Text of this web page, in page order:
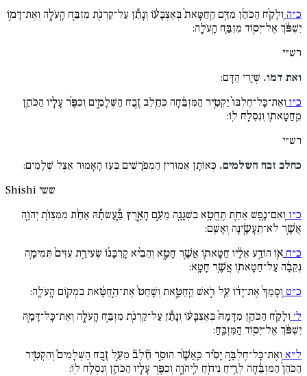
כ״ה וְלָקַ֨ח הַכֹּהֵ֜ן מִדַּ֤ם הַֽחַטָּאת֙ בְּאֶצְבָּע֔וֹ וְנָתַ֕ן עַל־קַרְנֹ֖ת מִזְבַּ֣ח הָֽעֹלָ֑ה וְאֶת־דָּמ֣וֹ
יִשְׁפֹּ֔ךְ אֶל־יְס֖וֹד מִזְבַּ֥ח הָֽעֹלָֽה:
רש״י
ואת דמו. שְׁיָרֵי הַדָּם:
כ״ו וְאֶת־כָּל־חֶלְבּוֹ֙ יַקְטִ֣יר הַמִּזְבֵּ֔חָה כְּחֵ֖לֶב זֶ֣בַח הַשְּׁלָמִ֑ים וְכִפֶּ֨ר עָלָ֧יו הַכֹּהֵ֛ן
מֵֽחַטָּאת֖וֹ וְנִסְלַ֥ח לֽוֹ:
רש״י
כחלב זבח השלמים. כְּאוֹתָן אֵמוּרִין הַמְפֹרָשִׁים בְּעֵז הָאָמוּר אֵצֶל שְׁלָמִים:
Shishi ששי
כ״ז וְאִם־נֶ֧פֶשׁ אַחַ֛ת תֶּֽחֱטָ֥א בִשְׁגָגָ֖ה מֵעַ֣ם הָאָ֑רֶץ בַּֽ֠עֲשׂתָ֠הּ אַחַ֨ת מִמִּצְוֹ֧ת יְהֹוָ֛ה
אֲשֶׁ֥ר לֹא־תֵֽעָשֶׂ֖ינָה וְאָשֵֽׁם:
כ״ח א֚וֹ הוֹדַ֣ע אֵלָ֔יו חַטָּאת֖וֹ אֲשֶׁ֣ר חָטָ֑א וְהֵבִ֨יא קָרְבָּנ֜וֹ שְׂעִירַ֤ת עִזִּים֙ תְּמִימָ֣ה
נְקֵבָ֔ה עַל־חַטָּאת֖וֹ אֲשֶׁ֥ר חָטָֽא:
כ״ט וְסָמַךְ֙ אֶת־יָד֔וֹ עַ֖ל רֹ֣אשׁ הַֽחַטָּ֑את וְשָׁחַט֙ אֶת־הַ֣חַטָּ֔את בִּמְק֖וֹם הָֽעֹלָֽה:
ל׳ וְלָקַ֨ח הַכֹּהֵ֤ן מִדָּמָהּ֙ בְּאֶצְבָּע֔וֹ וְנָתַ֕ן עַל־קַרְנֹ֖ת מִזְבַּ֣ח הָֽעֹלָ֑ה וְאֶת־כָּל־דָּמָ֣הּ
יִשְׁפֹּ֔ךְ אֶל־יְס֖וֹד הַמִּזְבֵּֽחַ:
ל״א וְאֶת־כָּל־חֶלְבָּ֣הּ יָסִ֗יר כַּֽאֲשֶׁ֨ר הוּסַ֣ר חֵ֘לֶב֘ מֵעַ֣ל זֶ֣בַח הַשְּׁלָמִים֒ וְהִקְטִ֤יר
הַכֹּהֵן֙ הַמִּזְבֵּ֔חָה לְרֵ֥יחַ נִיחֹ֖חַ לַֽיהֹוָ֑ה וְכִפֶּ֥ר עָלָ֛יו הַכֹּהֵ֖ן וְנִסְלַ֥ח לֽוֹ: